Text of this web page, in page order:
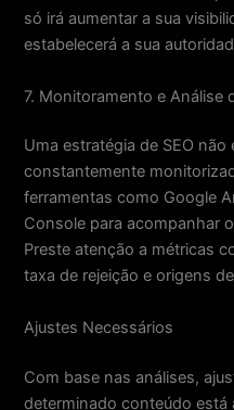
só irá aumentar a sua
estabelecerá a sua
7. Monitoramento e Análise
Uma estratégia de SEO
constantemente
ferramentas como Google
Console para acompanhar
Preste atenção a métricas
taxa de rejeição e origens
Ajustes Necessários
Com base nas análises,
determinado conteúdo está